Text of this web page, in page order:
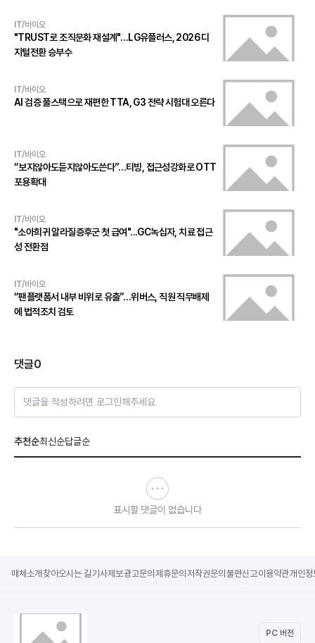
IT/바이오
"TRUST로 조직문화 재설계"…LG유플러스, 2026 디
지털전환 승부수
IT/바이오
AI 검증 풀스택으로 재편한 TTA, G3 전략 시험대 오른다
IT/바이오
“보지않아도듣지않아도쓴다”…티빙, 접근성강화로 OTT
포용확대
IT/바이오
"소아희귀 알라질증후군 첫 급여"...GC녹십자, 치료 접근
성 전환점
IT/바이오
“팬플랫폼서 내부 비위로 유출”…위버스, 직원 직무배제
에 법적조치 검토
댓글0
댓글을 작성하려면 로그인해주세요
추천순최신순답글순
표시할 댓글이 없습니다
매체소개 찾아오시는 길기사제보광고문의 제휴문의 저작권문의 불편신고이용약관개인정
PC 버전